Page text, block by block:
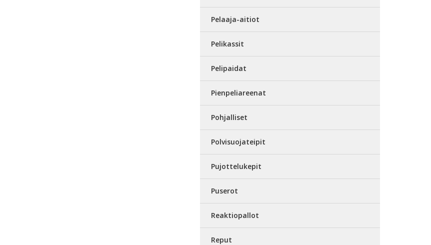
Pelaaja-aitiot
Pelikassit
Pelipaidat
Pienpeliareenat
Pohjalliset
Polvisuojateipit
Pujottelukepit
Puserot
Reaktiopallot
Reput